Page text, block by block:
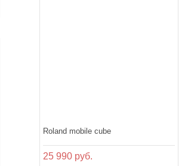
Roland mobile cube
25 990 руб.